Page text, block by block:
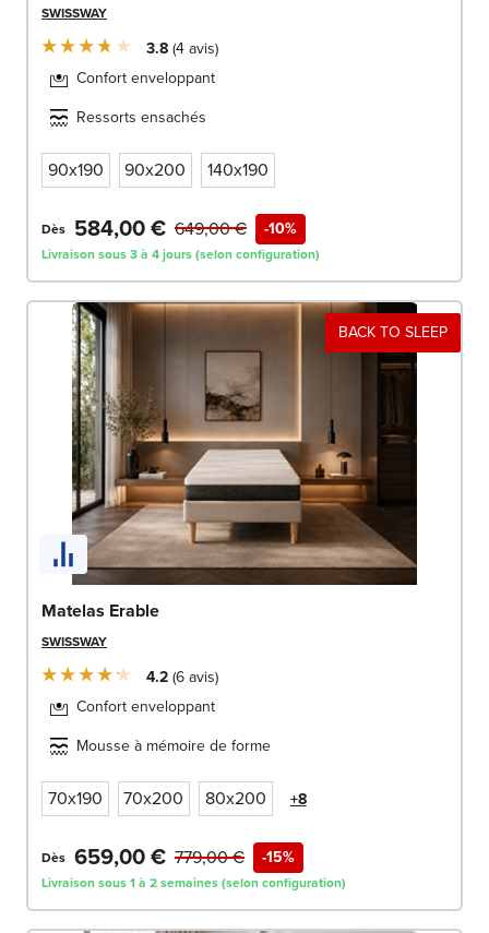
SWISSWAY
3.8 4avis
Confort enveloppant
Ressorts ensachés
90x190 90x200 140x190
Dès 584,00 € -10%
649,00 €
Livraison sous 3 à 4 jours (selon configuration)
BACK TO SLEEP
Matelas Erable
SWISSWAY
4.2 6avis
Confort enveloppant
Mousse à mémoire de forme
70x190 70x200 80x200 +8
Dès 659,00 € -15%
779,00 €
Livraison sous 1 à 2 semaines (selon configuration)